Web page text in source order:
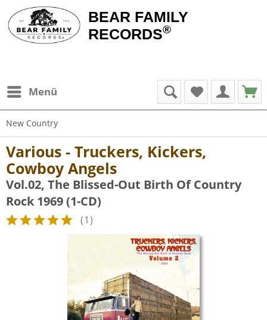
BEAR FAMILY
RECORDS®
Menü
New Country
Various - Truckers, Kickers,
Cowboy Angels
Vol.02, The Blissed-Out Birth Of Country
Rock 1969 (1-CD)
(1)